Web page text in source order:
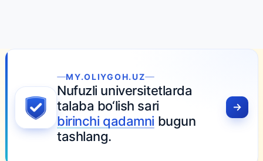
MY.OLIYGOH.UZ
Nufuzli universitetlarda
talaba bo‘lish sari
birinchi qadamni bugun
tashlang.